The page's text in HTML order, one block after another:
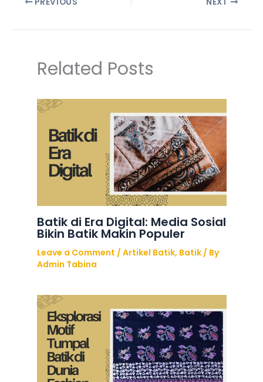
Related Posts
Batik di Era Digital: Media Sosial
Bikin Batik Makin Populer
Leave a Comment /Artikel Batik, Batik/ By
Admin Tabina